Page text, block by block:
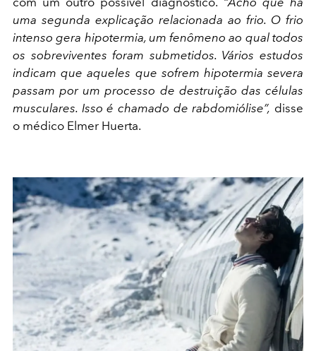
uma segunda explicação relacionada ao frio. O frio
intenso gera hipotermia, um fenômeno ao qual todos
os sobreviventes foram submetidos. Vários estudos
indicam que aqueles que sofrem hipotermia severa
passam por um processo de destruição das células
musculares. Isso é chamado de rabdomiólise”, disse
o médico Elmer Huerta.